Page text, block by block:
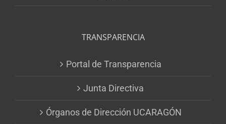
TRANSPARENCIA
Portal de Transparencia
Junta Directiva
Órganos de Dirección UCARAGÓN